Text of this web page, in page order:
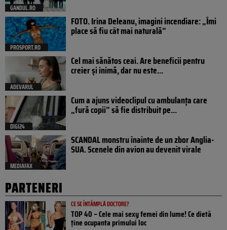
GANDUL.RO
PROSPORT.RO
FOTO. Irina Deleanu, imagini incendiare: „Îmi
place să fiu cât mai naturală”
ADEVARUL
Cel mai sănătos ceai. Are beneficii pentru
creier și inimă, dar nu este...
DIGI24
Cum a ajuns videoclipul cu ambulanța care
„fură copii” să fie distribuit pe...
MEDIAFAX
SCANDAL monstru înainte de un zbor Anglia-
SUA. Scenele din avion au devenit virale
PARTENERI
CE SE ÎNTÂMPLĂ DOCTORE?
TOP 40 – Cele mai sexy femei din lume! Ce dietă
ține ocupanta primului loc